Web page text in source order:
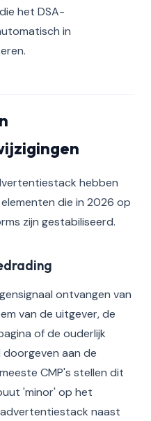
het DSA-
in
hebben
die in 2026 op
zijn gestabiliseerd.
ontvangen van
van de uitgever, de
of de ouderlijk
aan de
CMP's stellen dit
'minor' op het
naast